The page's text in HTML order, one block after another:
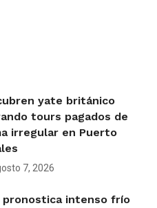
yate británico
tours pagados de
irregular en Puerto
7, 2026
pronostica intenso frío